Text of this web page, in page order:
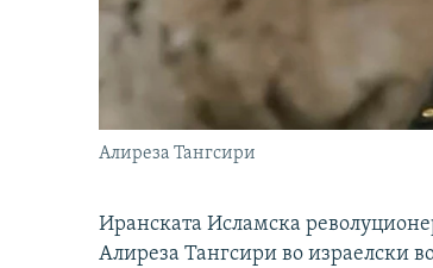
Алиреза Тангсири
Иранската Исламска
Алиреза Тангсири во израелски